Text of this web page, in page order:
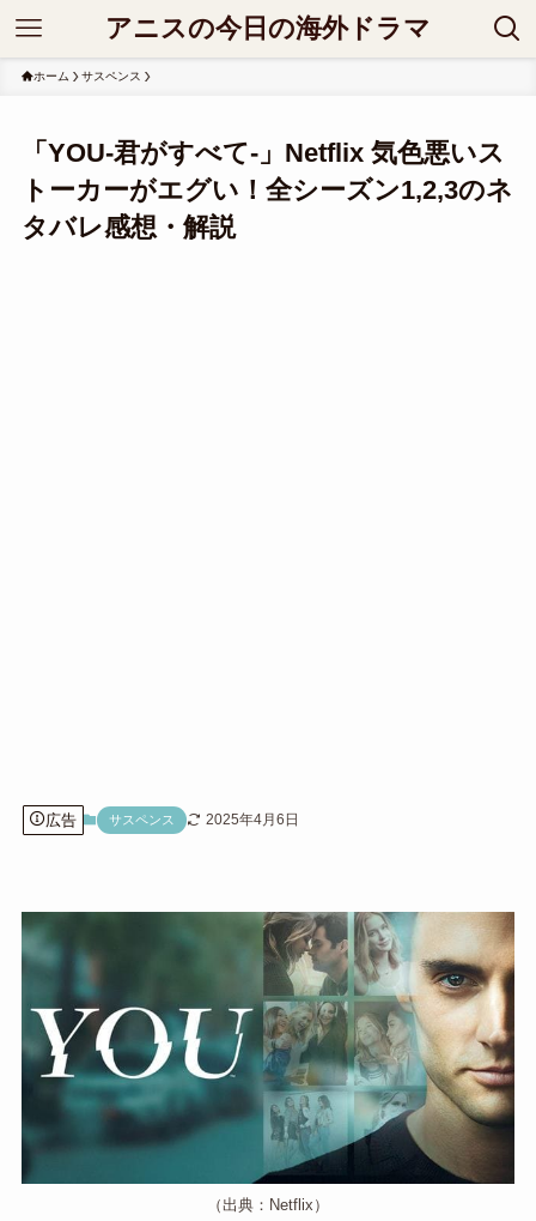
アニスの今日の海外ドラマ
ホーム サスペンス
「YOU-君がすべて-」Netflix 気色悪いス
トーカーがエグい！全シーズン1,2,3のネ
タバレ感想・解説
広告 サスペンス 2025年4月6日
（出典：Netflix）